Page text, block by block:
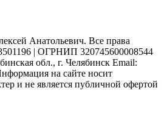
Анатольевич. Все права
| ОГРНИП 320745600008544
обл., г. Челябинск Email:
на сайте носит
и не является публичной офертой